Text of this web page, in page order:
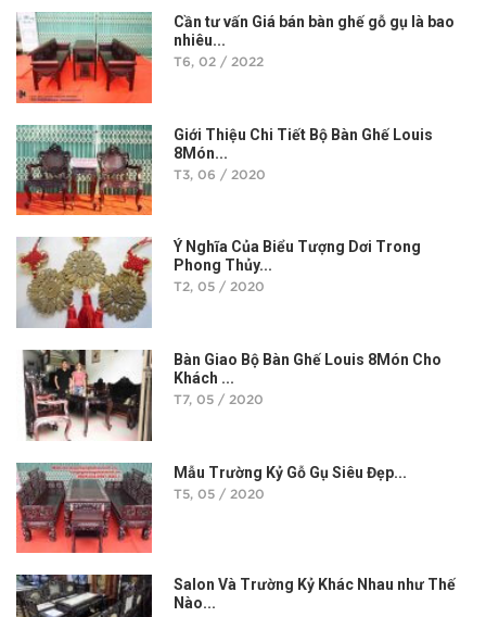
Cần tư vấn Giá bán bàn ghế gỗ gụ là bao
nhiêu...
T6, 02 / 2022
Giới Thiệu Chi Tiết Bộ Bàn Ghế Louis
8Món...
T3, 06 / 2020
Ý Nghĩa Của Biểu Tượng Dơi Trong
Phong Thủy...
T2, 05 / 2020
Bàn Giao Bộ Bàn Ghế Louis 8Món Cho
Khách ...
T7, 05 / 2020
Mẫu Trường Kỷ Gỗ Gụ Siêu Đẹp...
T5, 05 / 2020
Salon Và Trường Kỷ Khác Nhau như Thế
Nào...